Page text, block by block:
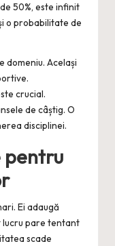
50%, este infinit
o probabilitate de
domeniu. Același
crucial.
de câștig. O
disciplinei.
Ei adaugă
lucru pare tentant
scade